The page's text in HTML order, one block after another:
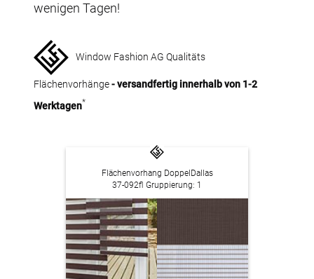
wenigen Tagen!
Window Fashion AG Qualitäts
Flächenvorhänge- versandfertig innerhalb von 1-2
Werktagen*
Flächenvorhang DoppelDallas
37-092fl Gruppierung: 1